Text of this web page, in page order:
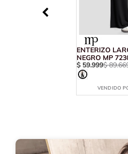
ENTERIZO
NEGRO MP
$ 59.999$ 89.
VENDIDO